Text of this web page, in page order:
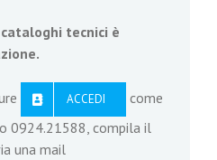
tecnici è
ACCEDI
come
0924.21588, compila il
una mail